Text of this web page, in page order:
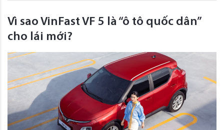
Vì sao VinFast VF 5 là “ô tô quốc dân”
cho lái mới?